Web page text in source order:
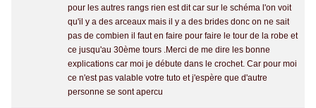
pour les autres rangs rien est dit car sur le schéma l'on voit
qu'il y a des arceaux mais il y a des brides donc on ne sait
pas de combien il faut en faire pour faire le tour de la robe et
ce jusqu'au 30ème tours .Merci de me dire les bonne
explications car moi je débute dans le crochet. Car pour moi
ce n'est pas valable votre tuto et j'espère que d'autre
personne se sont apercu